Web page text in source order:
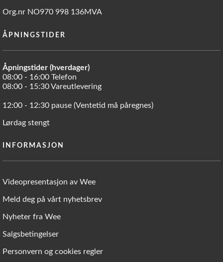
Org.nr NO970 998 136MVA
ÅPNINGSTIDER
Åpningstider (hverdager)
08:00 - 16:00 Telefon
08:00 - 15:30 Vareutlevering
12:00 - 12:30 pause (Ventetid må påregnes)
Lørdag stengt
INFORMASJON
Videopresentasjon av Wee
Meld deg på vårt nyhetsbrev
Nyheter fra Wee
Salgsbetingelser
Personvern og cookies regler